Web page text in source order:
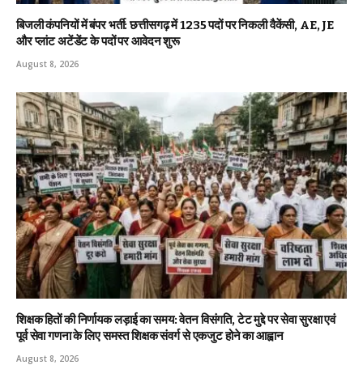
बिजली कंपनियों में बंपर भर्ती: छत्तीसगढ़ में 1235 पदों पर निकली वैकेंसी, AE, JE
और प्लांट अटेंडेंट के पदों पर आवेदन शुरू
August 8, 2026
शिक्षक हितों की निर्णायक लड़ाई का समय: वेतन विसंगति, टेट मुद्दे पर सेवा सुरक्षा एवं
पूर्व सेवा गणना के लिए समस्त शिक्षक संवर्ग से एकजुट होने का आह्वान
August 8, 2026